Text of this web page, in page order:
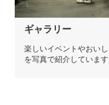
ギャラリー
楽しいイベントやおい
を写真で紹介しています